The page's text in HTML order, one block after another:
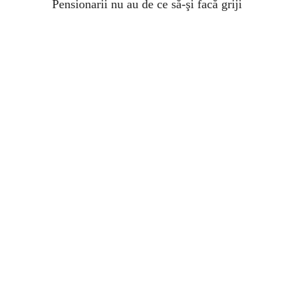
Pensionarii nu au de ce să-şi facă griji